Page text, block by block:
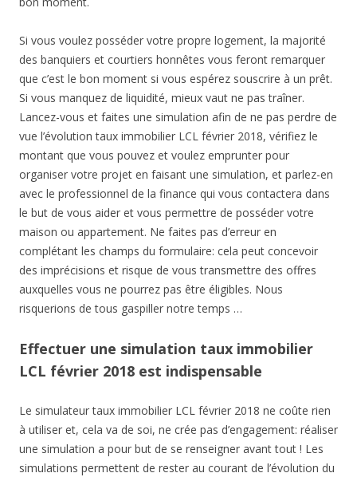
Si vous voulez posséder votre propre logement, la majorité
des banquiers et courtiers honnêtes vous feront remarquer
que c’est le bon moment si vous espérez souscrire à un prêt.
Si vous manquez de liquidité, mieux vaut ne pas traîner.
Lancez-vous et faites une simulation afin de ne pas perdre de
vue l’évolution taux immobilier LCL février 2018, vérifiez le
montant que vous pouvez et voulez emprunter pour
organiser votre projet en faisant une simulation, et parlez-en
avec le professionnel de la finance qui vous contactera dans
le but de vous aider et vous permettre de posséder votre
maison ou appartement. Ne faites pas d’erreur en
complétant les champs du formulaire: cela peut concevoir
des imprécisions et risque de vous transmettre des offres
auxquelles vous ne pourrez pas être éligibles. Nous
risquerions de tous gaspiller notre temps …
Effectuer une simulation taux immobilier
LCL février 2018 est indispensable
Le simulateur taux immobilier LCL février 2018 ne coûte rien
à utiliser et, cela va de soi, ne crée pas d’engagement: réaliser
une simulation a pour but de se renseigner avant tout ! Les
simulations permettent de rester au courant de l’évolution du